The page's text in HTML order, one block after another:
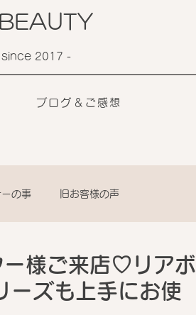
2017 -
ブログ＆ご感想
の事 旧お客様の声
ー様ご来店♡リアボ
ーズも上手にお使